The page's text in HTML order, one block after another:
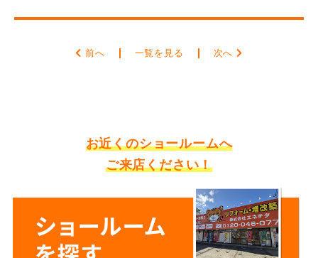
前へ 一覧を見る 次へ
お近くのショールームへ
ご来店ください！